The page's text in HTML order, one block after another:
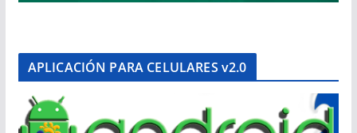
APLICACIÓN PARA CELULARES v2.0